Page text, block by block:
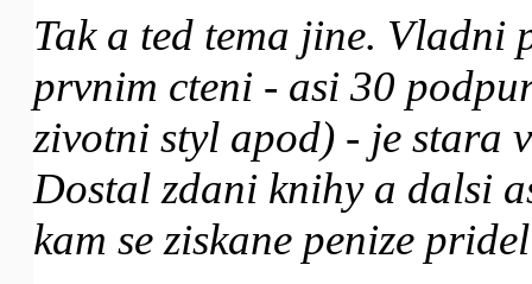
Tak a ted tema jine. Vladni
prvnim cteni - asi 30
zivotni styl apod) - je stara
Dostal zdani knihy a dalsi
kam se ziskane penize